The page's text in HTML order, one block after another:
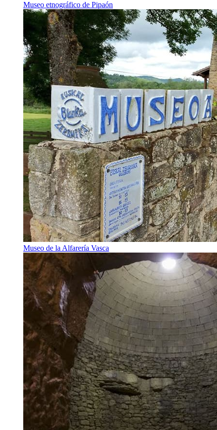
Museo etnográfico de Pipaón
Museo de la Alfarería Vasca